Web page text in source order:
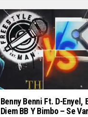
Benny Benni Ft. D-Enyel,
Diem BB Y Bimbo – Se